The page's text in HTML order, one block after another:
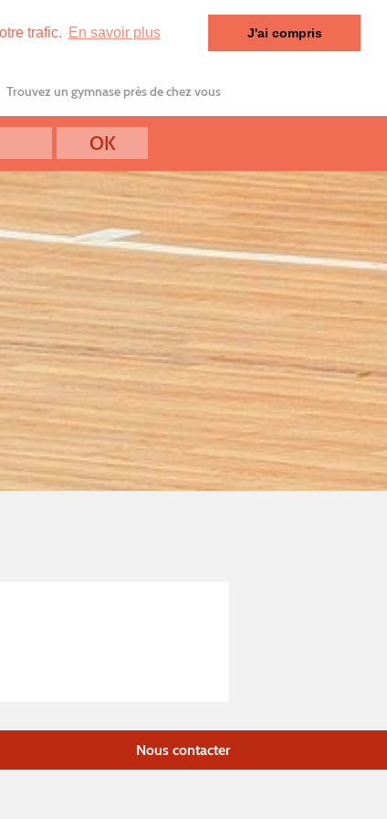
trafic. En savoir plus J'ai compris
Trouvez un gymnase près de chez vous
Nous contacter